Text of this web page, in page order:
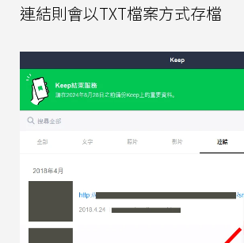
連結則會以TXT檔案方式存檔